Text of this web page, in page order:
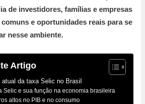
de investidores, famílias e empresas
e oportunidades reais para se
nesse ambiente.
Artigo
atual da taxa Selic no Brasil
Selic e sua função na economia brasileira
altos no PIB e no consumo